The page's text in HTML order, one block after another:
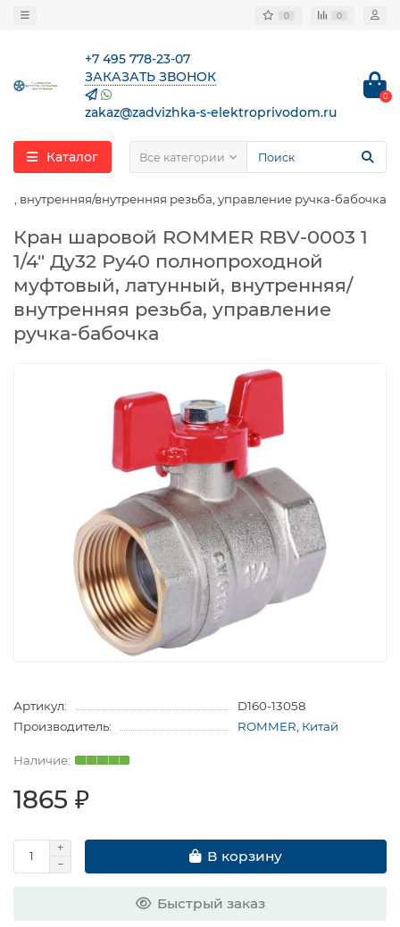
0 0
+7 495 778-23-07
ЗАКАЗАТЬ ЗВОНОК
zakaz@zadvizhka-s-elektroprivodom.ru
0
Каталог Все категории
внутренняя/внутренняя резьба, управление ручка-бабочка
Кран шаровой ROMMER RBV-0003 1
1/4″ Ду32 Ру40 полнопроходной
муфтовый, латунный, внутренняя/
внутренняя резьба, управление
ручка-бабочка
Артикул:
D160-13058
Производитель:
ROMMER, Китай
1865 ₽
В корзину
Быстрый заказ